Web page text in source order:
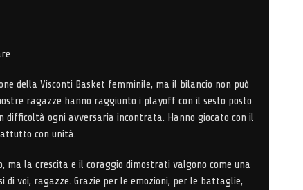
della Visconti Basket femminile, ma il bilancio non può
ragazze hanno raggiunto i playoff con il sesto posto
difficoltà ogni avversaria incontrata. Hanno giocato con il
con unità.
ma la crescita e il coraggio dimostrati valgono come una
di voi, ragazze. Grazie per le emozioni, per le battaglie,